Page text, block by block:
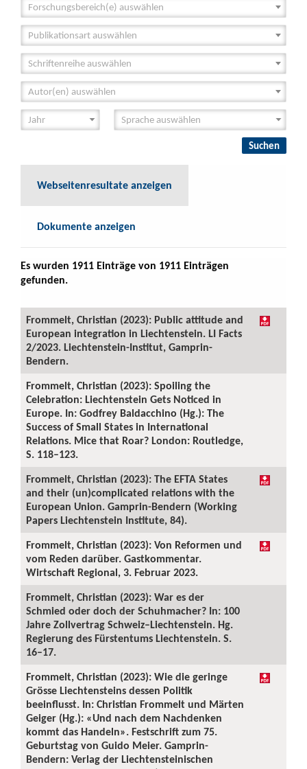
Forschungsbereich(e) auswählen
Publikationsart auswählen
Schriftenreihe auswählen
Autor(en) auswählen
Webseitenresultate anzeigen
Dokumente anzeigen
Es wurden 1911 Einträge von 1911 Einträgen
gefunden.
Frommelt, Christian (2023): Public attitude and
European integration in Liechtenstein. LI Facts
2/2023. Liechtenstein-Institut, Gamprin-
Bendern.
Frommelt, Christian (2023): Spoiling the
Celebration: Liechtenstein Gets Noticed in
Europe. In: Godfrey Baldacchino (Hg.): The
Success of Small States in International
Relations. Mice that Roar? London: Routledge,
S. 118–123.
Frommelt, Christian (2023): The EFTA States
and their (un)complicated relations with the
European Union. Gamprin-Bendern (Working
Papers Liechtenstein Institute, 84).
Frommelt, Christian (2023): Von Reformen und
vom Reden darüber. Gastkommentar.
Wirtschaft Regional, 3. Februar 2023.
Frommelt, Christian (2023): War es der
Schmied oder doch der Schuhmacher? In: 100
Jahre Zollvertrag Schweiz–Liechtenstein. Hg.
Regierung des Fürstentums Liechtenstein. S.
16–17.
Frommelt, Christian (2023): Wie die geringe
Grösse Liechtensteins dessen Politik
beeinflusst. In: Christian Frommelt und Märten
Geiger (Hg.): «Und nach dem Nachdenken
kommt das Handeln». Festschrift zum 75.
Geburtstag von Guido Meier. Gamprin-
Bendern: Verlag der Liechtensteinischen